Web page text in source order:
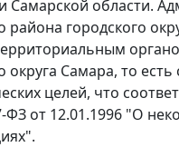
Самарской области.
района городского
округа Самара, то есть
целей, что
ФЗ от 12.01.1996 "О